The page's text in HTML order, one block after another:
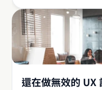
還在做無效的 UX